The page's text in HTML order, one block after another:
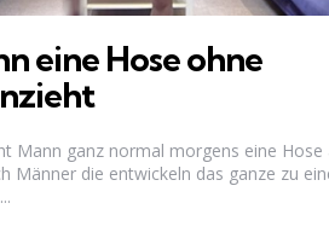
eine Hose ohne
Mann ganz normal morgens eine Hose
Männer die entwickeln das ganze zu